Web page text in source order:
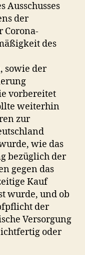
Ausschusses
der
Corona-
des
sowie der
vorbereitet
weiterhin
zur
wie das
bezüglich der
gegen das
Kauf
wurde, und ob
der
Versorgung
oder